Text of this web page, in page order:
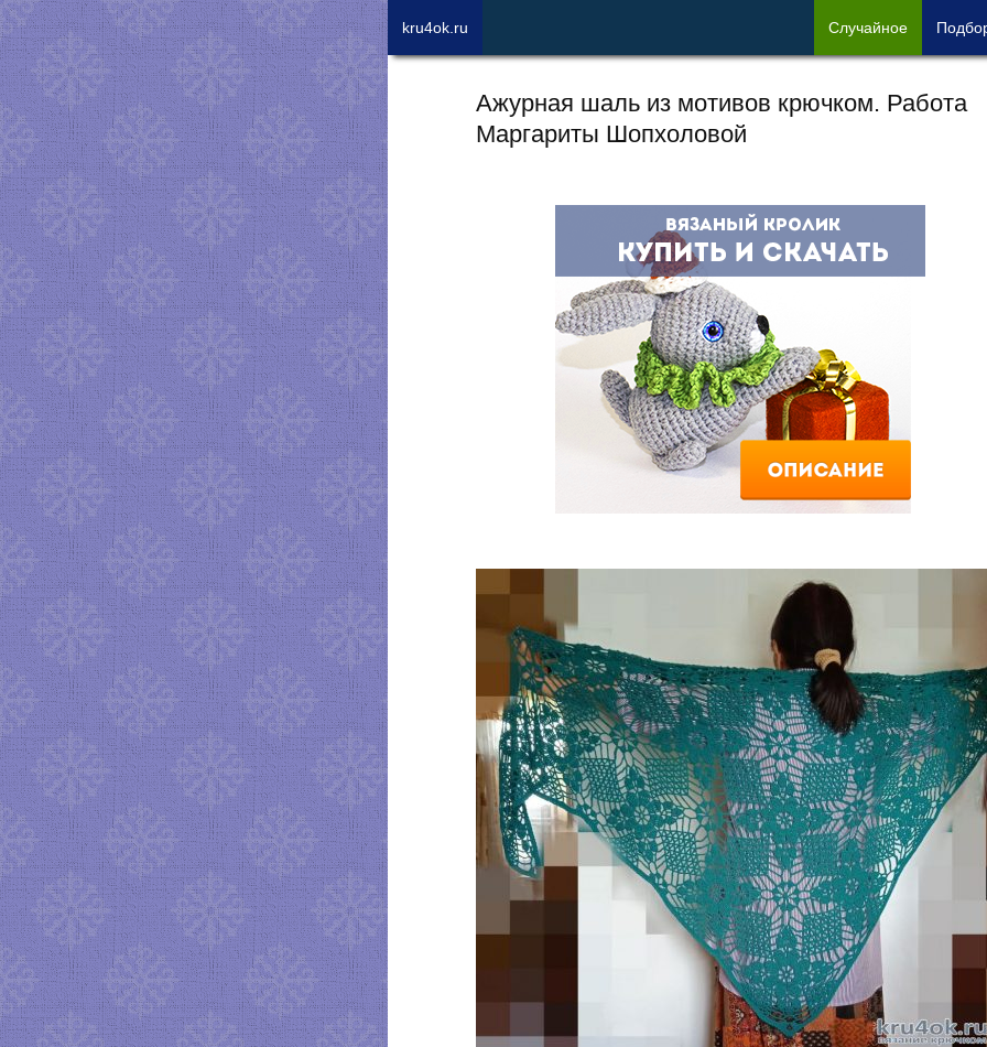
Ажурная шаль из мотивов крючком. Работа
Маргариты Шопхоловой
kru4ok.ru Случайное Под